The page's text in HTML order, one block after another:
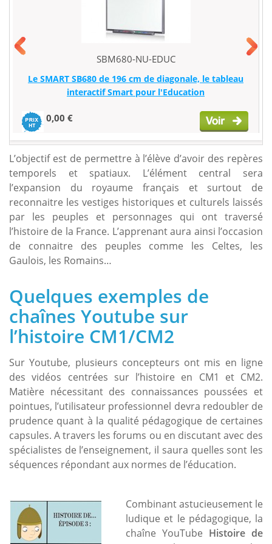
SBM680-NU-EDUC
Le SMART SB680 de 196 cm de diagonale, le tableau
interactif Smart pour l'Education
0,00 €
L’objectif est de permettre à l’élève d’avoir des repères
temporels et spatiaux. L’élément central sera
l’expansion du royaume français et surtout de
reconnaitre les vestiges historiques et culturels laissés
par les peuples et personnages qui ont traversé
l’histoire de la France. L’apprenant aura ainsi l’occasion
de connaitre des peuples comme les Celtes, les
Gaulois, les Romains…
Quelques exemples de
chaînes Youtube sur
l’histoire CM1/CM2
Sur Youtube, plusieurs concepteurs ont mis en ligne
des vidéos centrées sur l’histoire en CM1 et CM2.
Matière nécessitant des connaissances poussées et
pointues, l’utilisateur professionnel devra redoubler de
prudence quant à la qualité pédagogique de certaines
capsules. A travers les forums ou en discutant avec des
spécialistes de l’enseignement, il saura quelles sont les
séquences répondant aux normes de l’éducation.
Combinant astucieusement le
ludique et le pédagogique, la
chaîne YouTube Histoire de